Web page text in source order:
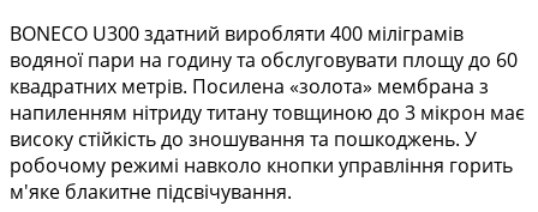
BONECO U300 здатний виробляти 400 міліграмів
водяної пари на годину та обслуговувати площу до 60
квадратних метрів. Посилена «золота» мембрана з
напиленням нітриду титану товщиною до 3 мікрон має
високу стійкість до зношування та пошкоджень. У
робочому режимі навколо кнопки управління горить
м'яке блакитне підсвічування.